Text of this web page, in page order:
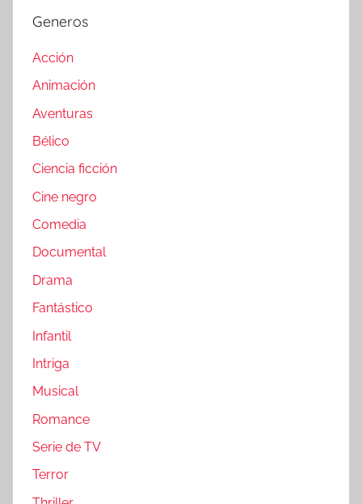
Generos
Acción
Animación
Aventuras
Bélico
Ciencia ficción
Cine negro
Comedia
Documental
Drama
Fantástico
Infantil
Intriga
Musical
Romance
Serie de TV
Terror